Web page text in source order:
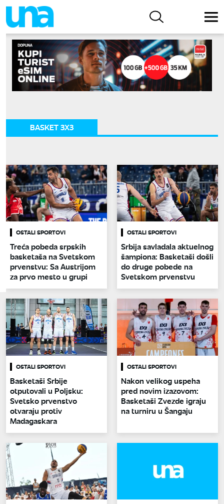
BASKET 3X3
OSTALI SPORTOVI
Treća pobeda srpskih
basketaša na Svetskom
prvenstvu: Sa Austrijom
za prvo mesto u grupi
OSTALI SPORTOVI
Srbija savladala aktuelnog
šampiona: Basketaši došli
do druge pobede na
Svetskom prvenstvu
OSTALI SPORTOVI
Basketaši Srbije
otputovali u Poljsku:
Svetsko prvenstvo
otvaraju protiv
Madagaskara
OSTALI SPORTOVI
Nakon velikog uspeha
pred novim izazovom:
Basketaši Zvezde igraju
na turniru u Šangaju